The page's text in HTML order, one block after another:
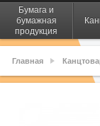
Бумага и
бумажная
продукция
Главная